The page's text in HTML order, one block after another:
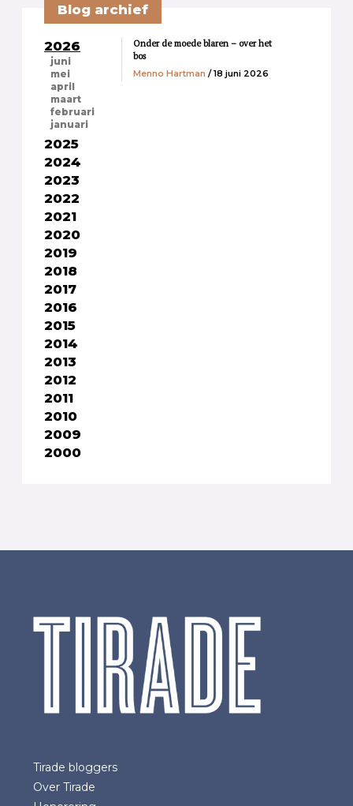
Blog archief
2026
juni
mei
april
maart
februari
januari
2025
2024
2023
2022
2021
2020
2019
2018
2017
2016
2015
2014
2013
2012
2011
2010
2009
2000
Onder de moede blaren – over het
bos
Menno Hartman / 18 juni 2026
Tirade bloggers
Over Tirade